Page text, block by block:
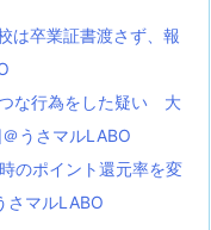
は卒業証書渡さず、報
つな行為をした疑い 大
うさマルLABO
のポイント還元率を変
マルLABO